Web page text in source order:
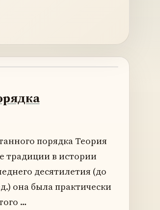
порядка Теория
традиции в истории
десятилетия (до
она была практически
…